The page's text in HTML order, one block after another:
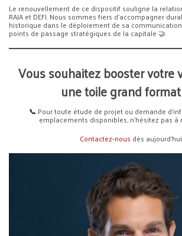
Le renouvellement de ce dispositif souligne la
RAJA et DEFI. Nous sommes fiers d’accompagner
historique dans le déploiement de sa
points de passage stratégiques de la capitale 🤝.
Vous souhaitez booster votre
une toile grand
📞 Pour toute étude de projet ou demande
emplacements disponibles, n’hésitez pas à
Contactez-nous dès